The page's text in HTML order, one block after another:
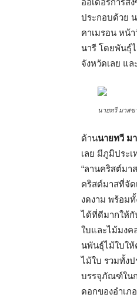
ออเดอร์การสั่
ประกอบด้วย
คาเมรอน หน้
นารี โดยพันธุ์
จังหวัดเลย แ
นายทวี มาสข
ด้านนายทวี ม
เลย มีภูมิประ
“ลานคริสต์มา
คริสต์มาสที่จัด
งดงาม พร้อม
ได้ที่ดีมากให้กั
ใบและไม้มงค
นพันธุ์ไม้ใบให้
ไม้ใบ รวมทั้ง
บรรจุภัณฑ์ในก
ดอกของอำเภ